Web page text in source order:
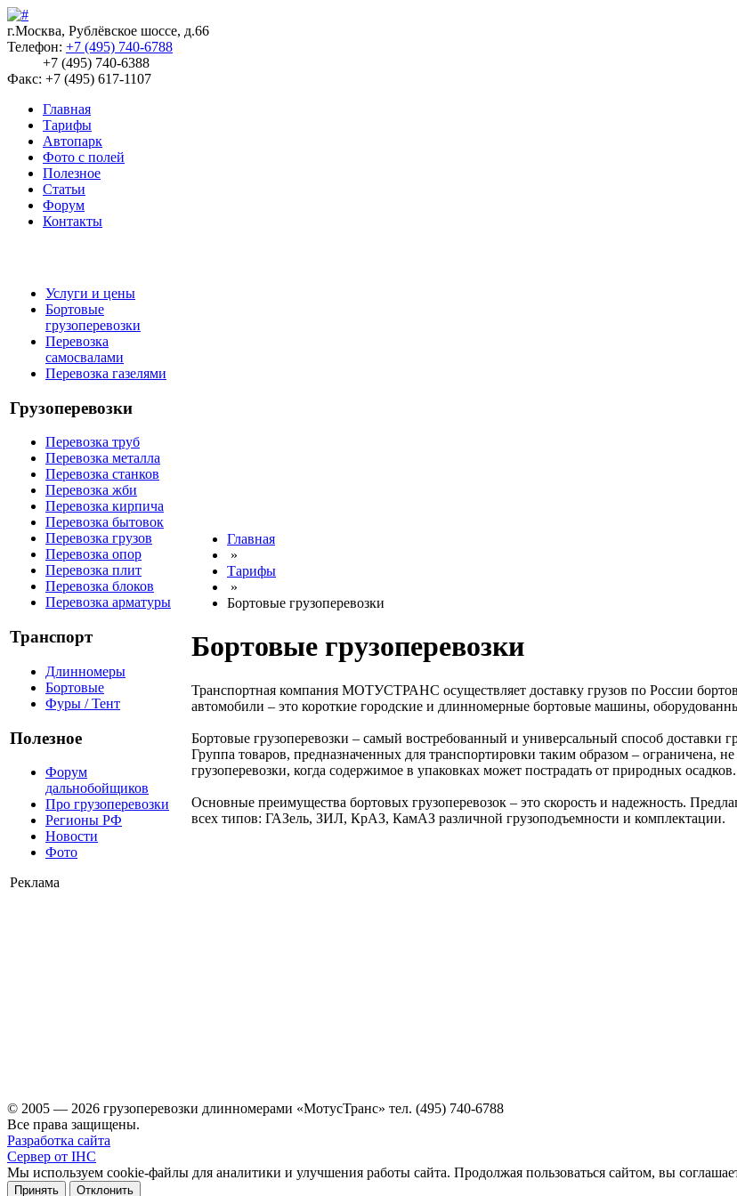
г.Москва, Рублёвское шоссе, д.66
Телефон: +7 (495) 740-6788
+7 (495) 740-6388
Факс: +7 (495) 617-1107
Главная
Тарифы
Автопарк
Фото с полей
Полезное
Статьи
Форум
Контакты
Услуги и цены
Бортовые
грузоперевозки
Перевозка
самосвалами
Перевозка газелями
Грузоперевозки
Перевозка труб
Перевозка металла
Перевозка станков
Перевозка жби
Перевозка кирпича
Перевозка бытовок
Перевозка грузов
Перевозка опор
Перевозка плит
Перевозка блоков
Перевозка арматуры
Транспорт
Длинномеры
Бортовые
Фуры / Тент
Полезное
Форум
дальнобойщиков
Про грузоперевозки
Регионы РФ
Новости
Фото
Реклама
Главная
»
Тарифы
»
Бортовые грузоперевозки
Бортовые грузоперевозки
Транспортная компания МОТУСТРАНС осуществляет доставку грузов по России
автомобили – это короткие городские и длинномерные бортовые машины,
Бортовые грузоперевозки – самый востребованный и универсальный способ доставки
Группа товаров, предназначенных для транспортировки таким образом – ограничена,
грузоперевозки, когда содержимое в упаковках может пострадать от природных осадков.
Основные преимущества бортовых грузоперевозок – это скорость и надежность.
всех типов: ГАЗель, ЗИЛ, КрАЗ, КамАЗ различной грузоподъемности и комплектации.
© 2005 — 2026 грузоперевозки длинномерами «МотусТранс» тел. (495) 740-6788
Все права защищены.
Разработка сайта
Сервер от IHC
Мы используем cookie-файлы для аналитики и улучшения работы сайта. Продолжая пользоваться сайтом, вы
Принять Отклонить